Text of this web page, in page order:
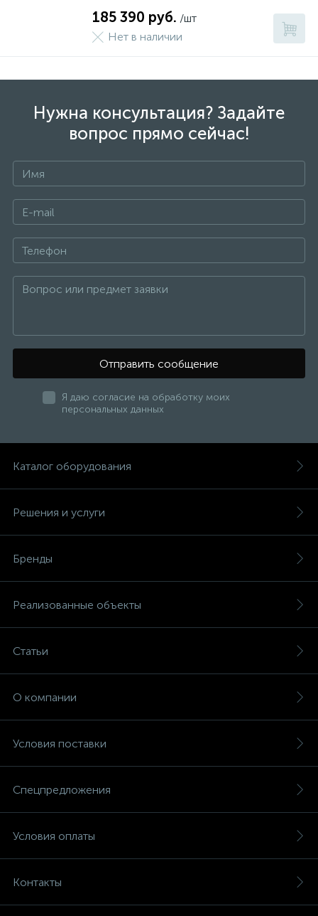
185 390 руб. /шт
Нет в наличии
Нужна консультация? Задайте
вопрос прямо сейчас!
Отправить сообщение
Я даю согласие на обработку моих
персональных данных
Каталог оборудования
Решения и услуги
Бренды
Реализованные объекты
Статьи
О компании
Условия поставки
Спецпредложения
Условия оплаты
Контакты